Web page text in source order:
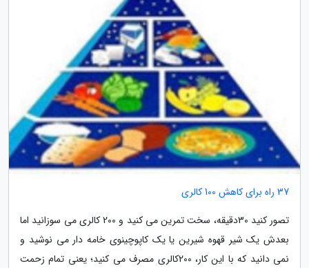
37 راه برای کاهش 100 کالری
تصور کنید 30دقیقه، سخت تمرین می کنید و 200 کالری می سوزانید اما
بعدش یک شیر قهوه شیرین یا یک کاپوچینوی خامه دار می نوشید و
نمی دانید که با این کار، 200کالری مصرف می کنید؛ یعنی تمام زحمت